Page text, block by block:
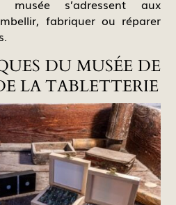
s’adressent aux
fabriquer ou réparer
DU MUSÉE DE
LA TABLETTERIE